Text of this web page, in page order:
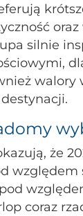
silnie
walory
że
względem
coraz